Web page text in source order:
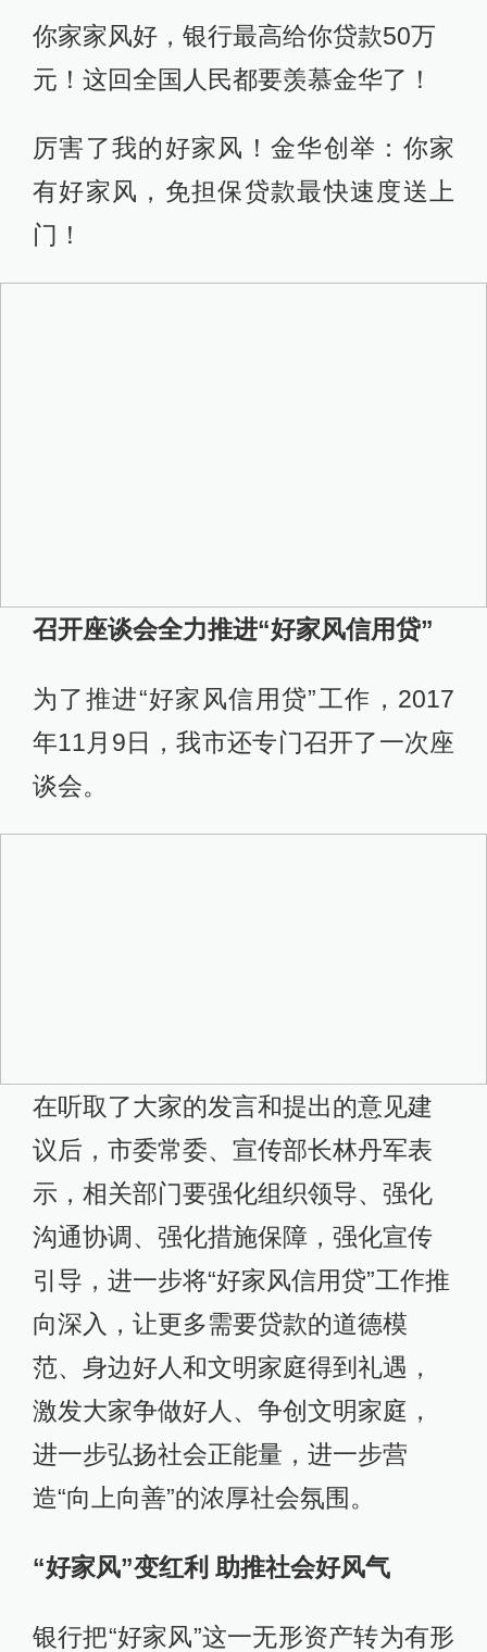
你家家风好，银行最高给你贷款50万
元！这回全国人民都要羡慕金华了！
厉害了我的好家风！金华创举：你家
有好家风，免担保贷款最快速度送上
门！
召开座谈会全力推进“好家风信用贷”
为了推进“好家风信用贷”工作，2017
年11月9日，我市还专门召开了一次座
谈会。
在听取了大家的发言和提出的意见建
议后，市委常委、宣传部长林丹军表
示，相关部门要强化组织领导、强化
沟通协调、强化措施保障，强化宣传
引导，进一步将“好家风信用贷”工作推
向深入，让更多需要贷款的道德模
范、身边好人和文明家庭得到礼遇，
激发大家争做好人、争创文明家庭，
进一步弘扬社会正能量，进一步营
造“向上向善”的浓厚社会氛围。
“好家风”变红利 助推社会好风气
银行把“好家风”这一无形资产转为有形